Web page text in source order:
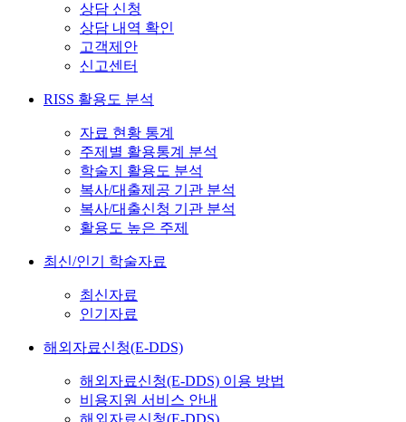
상담 신청
상담 내역 확인
고객제안
신고센터
RISS 활용도 분석
자료 현황 통계
주제별 활용통계 분석
학술지 활용도 분석
복사/대출제공 기관 분석
복사/대출신청 기관 분석
활용도 높은 주제
최신/인기 학술자료
최신자료
인기자료
해외자료신청(E-DDS)
해외자료신청(E-DDS) 이용 방법
비용지원 서비스 안내
해외자료신청(E-DDS)